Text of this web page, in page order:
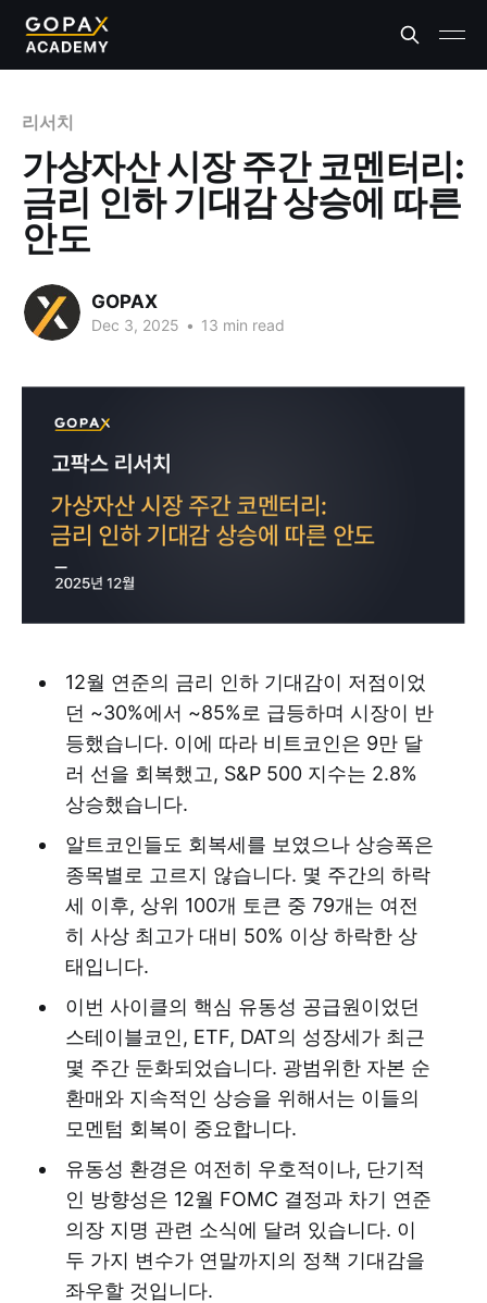
리서치
가상자산 시장 주간 코멘터리:
금리 인하 기대감 상승에 따른
안도
GOPAX
Dec 3, 2025 • 13 min read
12월 연준의 금리 인하 기대감이 저점이었
던 ~30%에서 ~85%로 급등하며 시장이 반
등했습니다. 이에 따라 비트코인은 9만 달
러 선을 회복했고, S&P 500 지수는 2.8%
상승했습니다.
알트코인들도 회복세를 보였으나 상승폭은
종목별로 고르지 않습니다. 몇 주간의 하락
세 이후, 상위 100개 토큰 중 79개는 여전
히 사상 최고가 대비 50% 이상 하락한 상
태입니다.
이번 사이클의 핵심 유동성 공급원이었던
스테이블코인, ETF, DAT의 성장세가 최근
몇 주간 둔화되었습니다. 광범위한 자본 순
환매와 지속적인 상승을 위해서는 이들의
모멘텀 회복이 중요합니다.
유동성 환경은 여전히 우호적이나, 단기적
인 방향성은 12월 FOMC 결정과 차기 연준
의장 지명 관련 소식에 달려 있습니다. 이
두 가지 변수가 연말까지의 정책 기대감을
좌우할 것입니다.